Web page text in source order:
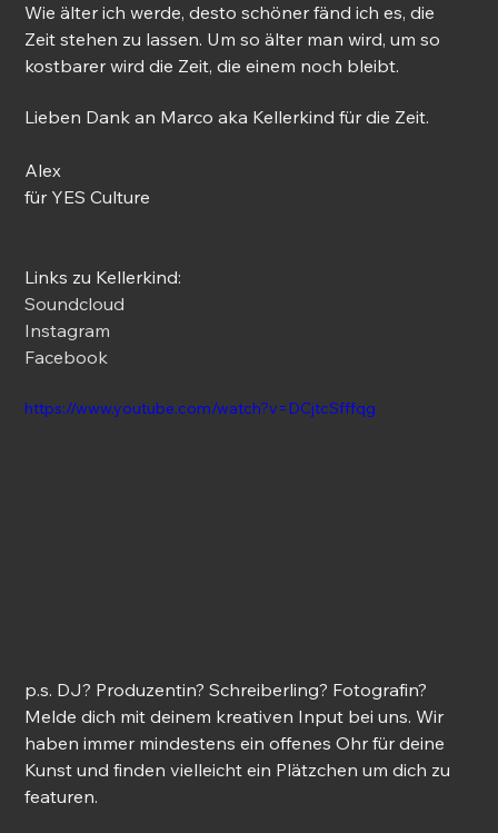
Wie älter ich werde, desto schöner fänd ich es, die
Zeit stehen zu lassen. Um so älter man wird, um so
kostbarer wird die Zeit, die einem noch bleibt.
Lieben Dank an Marco aka Kellerkind für die Zeit.
Alex
für YES Culture
Links zu Kellerkind:
Soundcloud
Instagram
Facebook
https://www.youtube.com/watch?v=DCjtcSfffqg
p.s. DJ? Produzentin? Schreiberling? Fotografin?
Melde dich mit deinem kreativen Input bei uns. Wir
haben immer mindestens ein offenes Ohr für deine
Kunst und finden vielleicht ein Plätzchen um dich zu
featuren.